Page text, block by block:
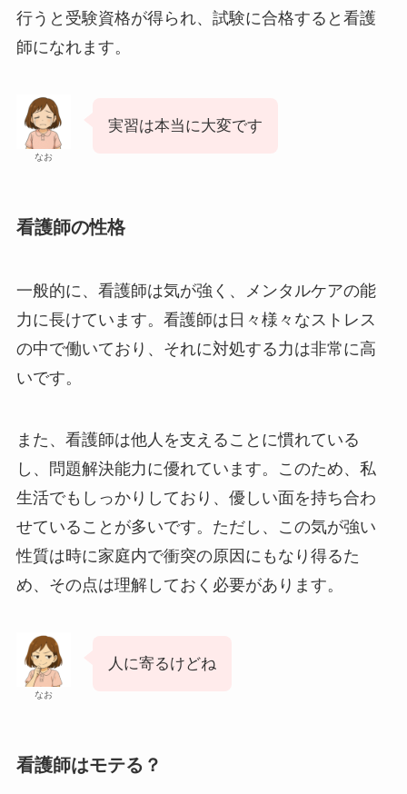
行うと受験資格が得られ、試験に合格すると看護
師になれます。
なお
実習は本当に大変です
看護師の性格
一般的に、看護師は気が強く、メンタルケアの能
力に長けています。看護師は日々様々なストレス
の中で働いており、それに対処する力は非常に高
いです。
また、看護師は他人を支えることに慣れている
し、問題解決能力に優れています。このため、私
生活でもしっかりしており、優しい面を持ち合わ
せていることが多いです。ただし、この気が強い
性質は時に家庭内で衝突の原因にもなり得るた
め、その点は理解しておく必要があります。
なお
人に寄るけどね
看護師はモテる？